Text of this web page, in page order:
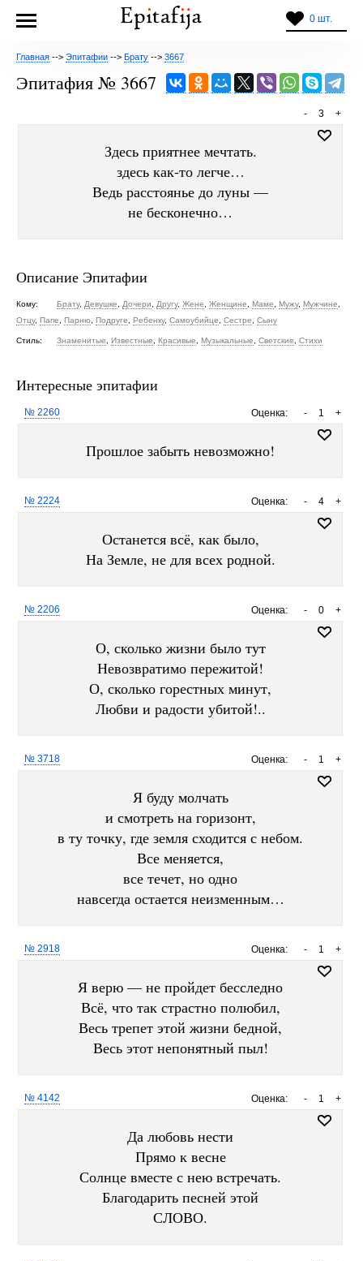
0 шт.
Главная --> Эпитафии --> Брату --> 3667
Эпитафия № 3667
+
3
-
Здесь приятнее мечтать.
здесь как-то легче…
Ведь расстоянье до луны —
не бесконечно…
Описание Эпитафии
Кому: Брату, Девушке Дочери Другу, Жене Женщине Маме Мужу, Мужчине
Отцу, Папе Парню Подруге Ребенку, Самоубийце Сестре Сыну
Стиль: Знаменитые Известные Красивые Музыкальные Светские Стихи
Интересные эпитафии
Оценка: +
1
-
№ 2260
Прошлое забыть невозможно!
Оценка: +
4
-
№ 2224
Останется всё, как было,
На Земле, не для всех родной.
Оценка: +
0
-
№ 2206
О, сколько жизни было тут
Невозвратимо пережитой!
О, сколько горестных минут,
Любви и радости убитой!..
Оценка: +
1
-
№ 3718
Я буду молчать
и смотреть на горизонт,
в ту точку, где земля сходится с небом.
Все меняется,
все течет, но одно
навсегда остается неизменным…
Оценка: +
1
-
№ 2918
Я верю — не пройдет бесследно
Всё, что так страстно полюбил,
Весь трепет этой жизни бедной,
Весь этот непонятный пыл!
Оценка: +
1
-
№ 4142
Да любовь нести
Прямо к весне
Солнце вместе с нею встречать.
Благодарить песней этой
СЛОВО.